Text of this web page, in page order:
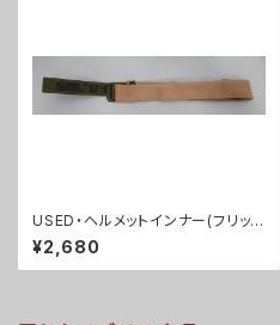
USED・ヘルメットインナー(フリッツ
ヘルメット)HEADBAND PASGT
HELMET(A0078)
¥2,680